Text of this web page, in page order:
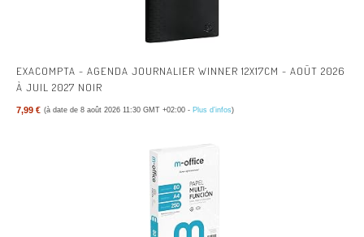
EXACOMPTA - AGENDA JOURNALIER WINNER 12X17CM - AOÛT 2026
À JUIL 2027 NOIR
7,99 € (à date de 8 août 2026 11:30 GMT +02:00 - Plus d’infos)